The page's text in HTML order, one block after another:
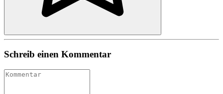
Schreib einen Kommentar